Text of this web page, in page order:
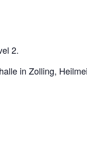
2.
in Zolling,